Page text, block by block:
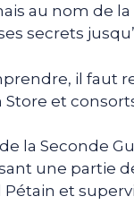
au nom de
secrets
il faut
et
la Seconde
une partie
Pétain et